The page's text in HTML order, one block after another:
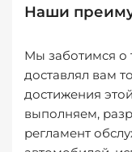
Наши
Мы заботимся о
доставлял вам
достижения
выполняем,
регламент